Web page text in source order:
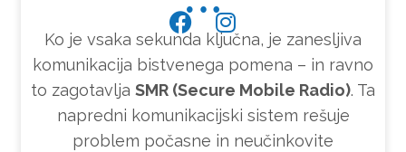
Ko je vsaka sekunda ključna, je zanesljiva
komunikacija bistvenega pomena – in ravno
to zagotavlja SMR (Secure Mobile Radio). Ta
napredni komunikacijski sistem rešuje
problem počasne in neučinkovite